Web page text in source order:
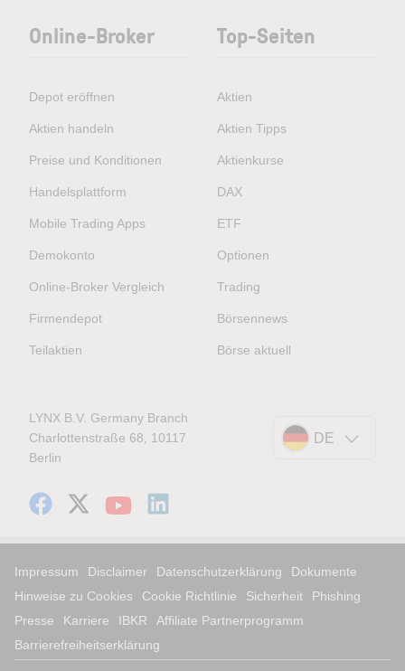
Online-Broker
Depot eröffnen
Aktien handeln
Preise und Konditionen
Handelsplattform
Mobile Trading Apps
Demokonto
Online-Broker Vergleich
Firmendepot
Teilaktien
Top-Seiten
Aktien
Aktien Tipps
Aktienkurse
DAX
ETF
Optionen
Trading
Börsennews
Börse aktuell
LYNX B.V. Germany Branch
Charlottenstraße 68, 10117
Berlin
DE
Impressum Disclaimer Datenschutzerklärung
Dokumente
Hinweise zu Cookies
Cookie Richtlinie Sicherheit
Phishing
Presse
Karriere IBKR
Affiliate Partnerprogramm
Barrierefreiheitserklärung